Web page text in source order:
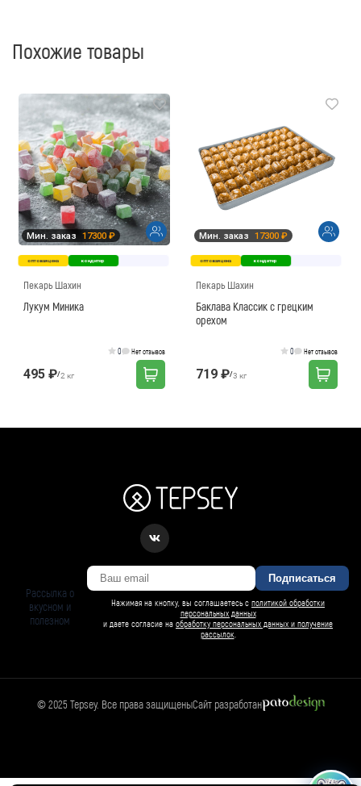
Магазин
Похожие товары
Мин. заказ 17300 ₽
оптовая цена кондитер
Пекарь Шахин
Лукум Миника
0 Нет отзывов
495 ₽/2 кг
Мин. заказ 17300 ₽
оптовая цена кондитер
Пекарь Шахин
Баклава Классик с грецким
орехом
0 Нет отзывов
719 ₽/3 кг
Рассылка о
вкусном и
полезном
Подписаться
Нажимая на кнопку, вы соглашаетесь с политикой обработки
персональных данных
и даете согласие на обработку персональных данных и получение
рассылок
© 2025 Tepsey. Все права защищеныСайт разработан
БАРСИ ИИ